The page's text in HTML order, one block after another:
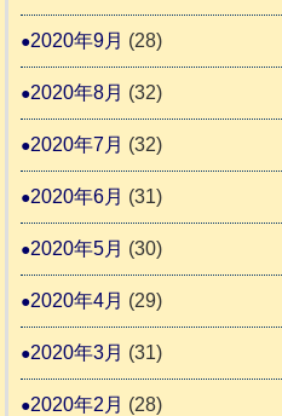
2020年9月 (28)
2020年8月 (32)
2020年7月 (32)
2020年6月 (31)
2020年5月 (30)
2020年4月 (29)
2020年3月 (31)
2020年2月 (28)